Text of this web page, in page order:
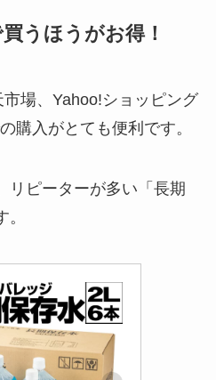
うほうがお得！
場、Yahoo!ショッピング
購入がとても便利です。
リピーターが多い「長期